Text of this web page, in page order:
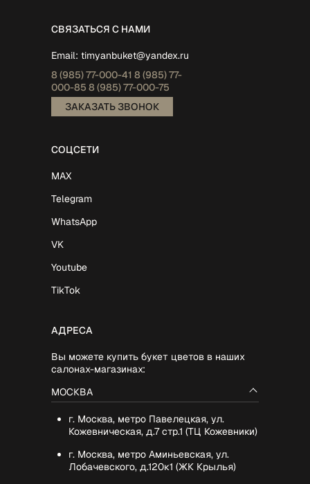
СВЯЗАТЬСЯ С НАМИ
Email: timyanbuket@yandex.ru
8 (985)77-000-41 8 (985)77-
000-85 8 (985)77-000-75
ЗАКАЗАТЬ ЗВОНОК
СОЦСЕТИ
MAX
Telegram
WhatsApp
VK
Youtube
TikTok
АДРЕСА
Вы можете купить букет цветов в наших
салонах-магазинах:
МОСКВА
г. Москва, метро Павелецкая, ул.
Кожевническая, д.7 стр.1 (ТЦ Кожевники)
г. Москва, метро Аминьевская, ул.
Лобачевского, д.120к1 (ЖК Крылья)